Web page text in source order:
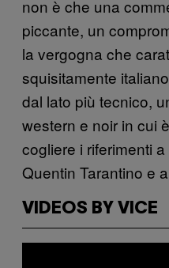
non è che una
piccante, un
la vergogna che
squisitamente
dal lato più tecnico,
western e noir in cui
cogliere i riferimenti a
Quentin Tarantino e a
VIDEOS BY VICE